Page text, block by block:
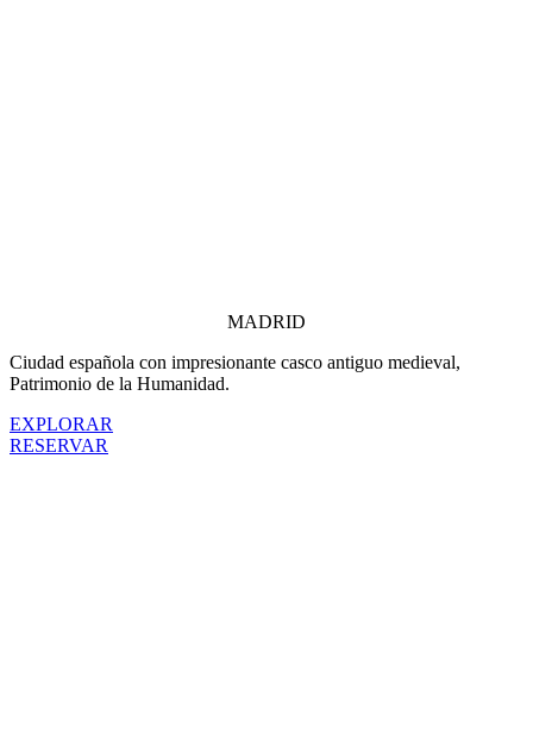
MADRID
Ciudad española con impresionante casco antiguo medieval,
Patrimonio de la Humanidad.
EXPLORAR
RESERVAR